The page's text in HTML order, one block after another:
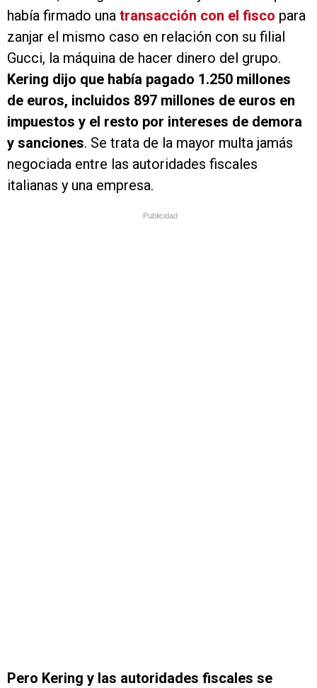
había firmado una transacción con el fisco para
zanjar el mismo caso en relación con su filial
Gucci, la máquina de hacer dinero del grupo.
Kering dijo que había pagado 1.250 millones
de euros, incluidos 897 millones de euros en
impuestos y el resto por intereses de demora
y sanciones. Se trata de la mayor multa jamás
negociada entre las autoridades fiscales
italianas y una empresa.
Publicidad
Pero Kering y las autoridades fiscales se